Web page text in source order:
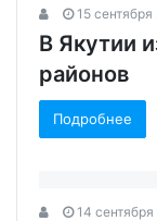
15
В Якутии
районов
Подробнее
14